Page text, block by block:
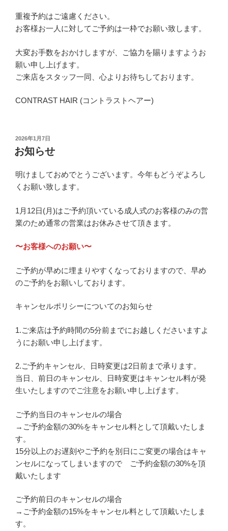
重複予約はご遠慮ください。
お客様お一人に対してご予約は一枠でお願い致します。
大変お手数をおかけしますが、ご協力を賜りますようお
願い申し上げます。
ご来店をスタッフ一同、心よりお待ちしております。
CONTRAST HAIR (コントラストヘアー)
投
稿
日:
2026年1月7日
お知らせ
明けましておめでとうございます。今年もどうぞよろし
くお願い致します。
1月12日(月)はご予約頂いている成人式のお客様のみの営
業のため通常の営業はお休みさせて頂きます。
〜お客様へのお願い〜
ご予約が早めに埋まりやすくなっておりますので、早め
のご予約をお願いしております。
キャンセルポリシーについてのお知らせ
1.ご来店は予約時間の5分前までにお越しくださいますよ
うにお願い申し上げます。
2.ご予約キャンセル、日時変更は2日前まで承ります。
当日、前日のキャンセル、日時変更はキャンセル料が発
生いたしますのでご注意をお願い申し上げます。
ご予約当日のキャンセルの場合
→ご予約金額の30%をキャンセル料として頂戴いたしま
す。
15分以上のお遅刻やご予約を別日にご変更の場合はキャ
ンセルになってしまいますので ご予約金額の30%を頂
戴いたします
ご予約前日のキャンセルの場合
→ご予約金額の15%をキャンセル料として頂戴いたしま
す。